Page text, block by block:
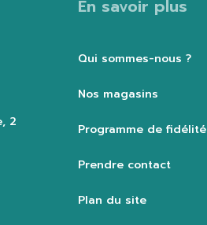
2
En savoir plus
Qui sommes-nous ?
Nos magasins
Programme de fidélité
Prendre contact
Plan du site